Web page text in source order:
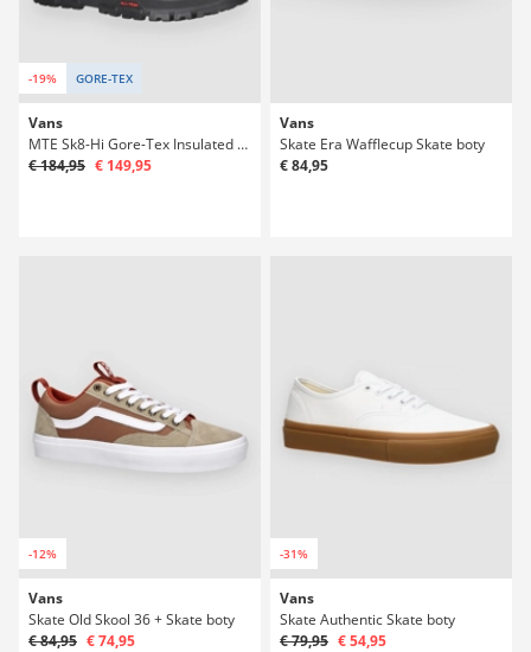
-19% GORE-TEX
Vans
MTE Sk8-Hi Gore-Tex Insulated Winter Boty
€ 184,95 € 149,95
Vans
Skate Era Wafflecup Skate boty
€ 84,95
-12%
Vans
Skate Old Skool 36 + Skate boty
€ 84,95 € 74,95
-31%
Vans
Skate Authentic Skate boty
€ 79,95 € 54,95